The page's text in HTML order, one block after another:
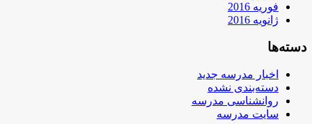
فوریه 2016
ژانویه 2016
دسته‌ها
اخبار مدرسه جدید
دسته‌بندی نشده
روانشناسی مدرسه
سایت مدرسه